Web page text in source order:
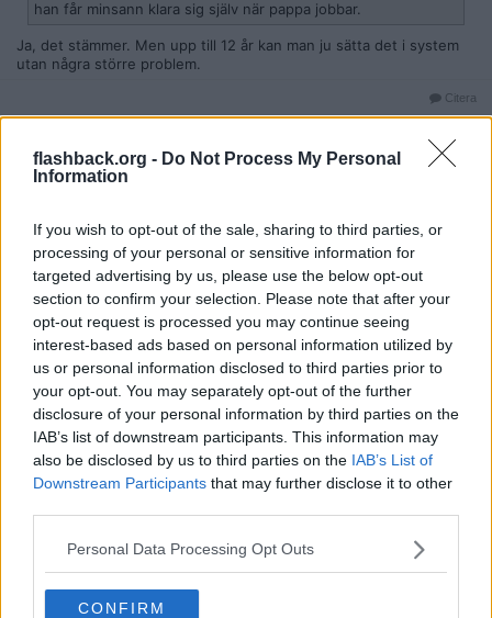
flashback.org - Do Not Process My Personal
Information
If you wish to opt-out of the sale, sharing to third parties, or
processing of your personal or sensitive information for
targeted advertising by us, please use the below opt-out
section to confirm your selection. Please note that after your
opt-out request is processed you may continue seeing
interest-based ads based on personal information utilized by
us or personal information disclosed to third parties prior to
your opt-out. You may separately opt-out of the further
disclosure of your personal information by third parties on the
IAB’s list of downstream participants. This information may
also be disclosed by us to third parties on the IAB’s List of
Downstream Participants that may further disclose it to other
Personal Data Processing Opt Outs
CONFIRM
han får minsann klara sig själv när pappa jobbar.
Ja, det stämmer. Men upp till 12 år kan man ju sätta det i system
utan några större problem.
Citera
Onan-eraren
Medlem
Reg: Mar 2016
Inlägg: 5 087
Ursprungligen postat av Libertarismus
Ja, det stämmer. Men upp till 12 år kan man ju sätta det i
system utan några större problem.
Jo visst men min son var sällan sjuk å mitt ex som jag har honom
med var oftast arbetslös i perioder så hon fick ha honom då, vi
bodde inte ihop å sonen fick komma å gå som han ville å var väl
oftast hos mig, vi hade delad vårdnad om honom så ville han vara
hos mig så fick han det å vise versa. Så jag har egentligen inte
vabbat så mycket.
2026-05-06, 12:46 #
Inlägg: 6 371
Gjorde ett inhopp på en statlig myndighet för något år sedan.
En av mina kollegor, en tjej ( såklart ) sa en fredag em: